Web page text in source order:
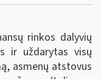
rinkos dalyvių
ir uždarytas visų
asmenų atstovus